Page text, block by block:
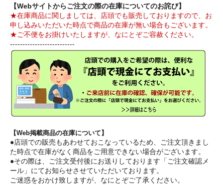
【Webサイトからご注文の際の在庫についてのお詫び】
★在庫商品に関しましては、店頭でも販売しておりますので、お
申し込みいただいた時点で商品の在庫が無い場合もございます。
★ご不便をお掛けいたしますが、なにとぞご容赦ください。
--------------------------
【Web掲載商品の在庫について】
●店頭での販売もあわせておこなっているため、ご注文頂きまし
た時点で在庫がなく商品をご用意できない場合がございます。
●その際は、ご注文受付後にお送りしております「ご注文確認メ
ール」にてお知らせさせていただいております。
ご迷惑をおかけ致しますが、なにとぞご了承ください。